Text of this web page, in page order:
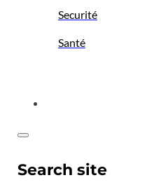
Securité
Santé
Search site